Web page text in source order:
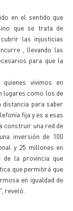
en el sentido que
que se trata de
las injusticias
, llevando las
para que la
vivimos en
lugares como los de
para saber
fija y es a esas
construir una red de
inversión de 100
y 25 millones en
de la provincia que
que permitirá que
en igualdad de
reveló.